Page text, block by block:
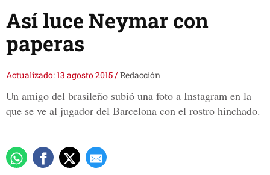
Así luce Neymar con
paperas
Actualizado: 13 agosto 2015/Redacción
Un amigo del brasileño subió una foto a Instagram en la
que se ve al jugador del Barcelona con el rostro hinchado.